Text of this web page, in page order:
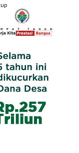
Mental Warga